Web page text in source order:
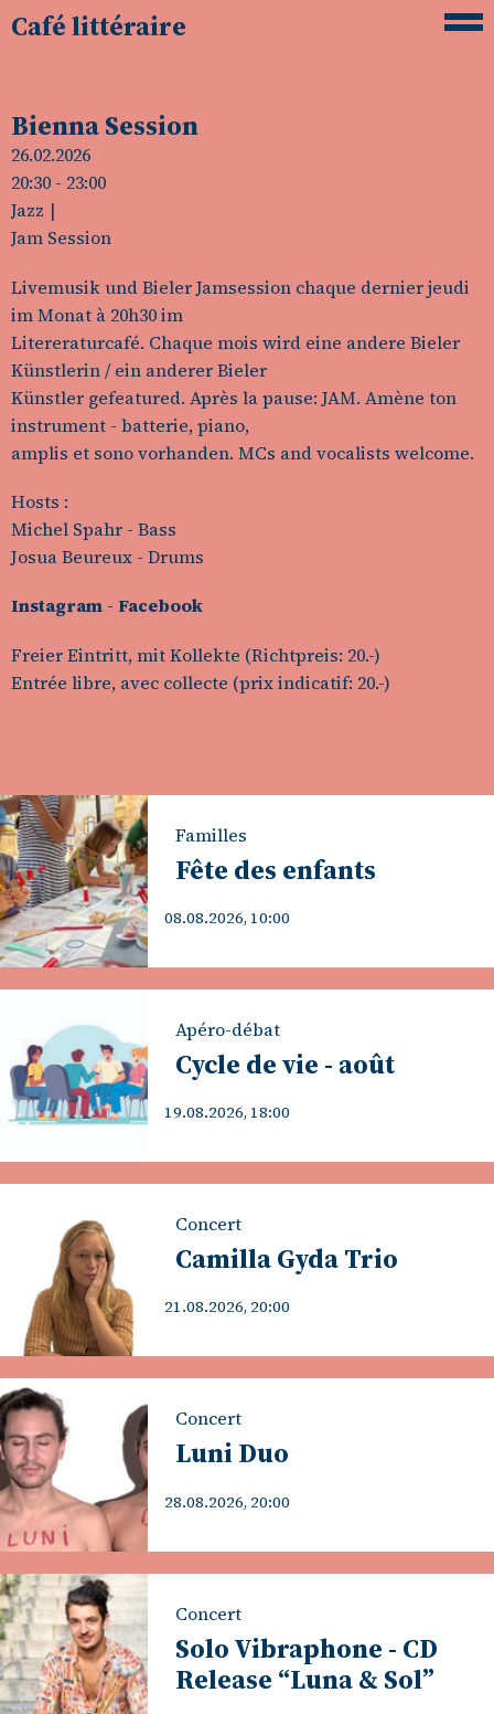
Café littéraire
Bienna Session
26.02.2026
20:30 - 23:00
Jazz
Jam Session
Livemusik und Bieler Jamsession chaque dernier jeudi
im Monat à 20h30 im
Litereraturcafé. Chaque mois wird eine andere Bieler
Künstlerin / ein anderer Bieler
Künstler gefeatured. Après la pause: JAM. Amène ton
instrument - batterie, piano,
amplis et sono vorhanden. MCs and vocalists welcome.
Hosts :
Michel Spahr - Bass
Josua Beureux - Drums
Instagram - Facebook
Freier Eintritt, mit Kollekte (Richtpreis: 20.-)
Entrée libre, avec collecte (prix indicatif: 20.-)
Familles
Fête des enfants
08.08.2026, 10:00
Apéro-débat
Cycle de vie - août
19.08.2026, 18:00
Concert
Camilla Gyda Trio
21.08.2026, 20:00
Concert
Luni Duo
28.08.2026, 20:00
Concert
Solo Vibraphone - CD
Release “Luna & Sol”